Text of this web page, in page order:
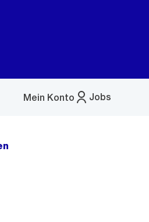
Jobs
Mein Konto
Menü